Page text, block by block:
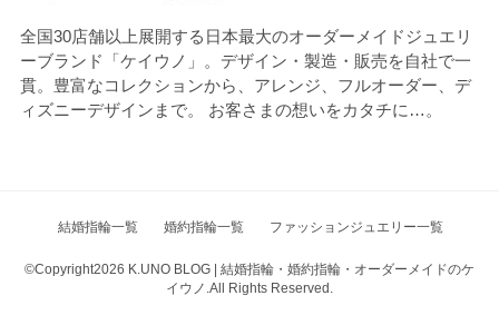
全国30店舗以上展開する日本最大のオーダーメイドジュエリ
ーブランド「ケイウノ」。デザイン・製造・販売を自社で一
貫。豊富なコレクションから、アレンジ、フルオーダー、デ
ィズニーデザインまで。 お客さまの想いをカタチに…。
結婚指輪一覧 婚約指輪一覧 ファッションジュエリー一覧
©Copyright2026 K.UNO BLOG | 結婚指輪・婚約指輪・オーダーメイドのケ
イウノ .All Rights Reserved.